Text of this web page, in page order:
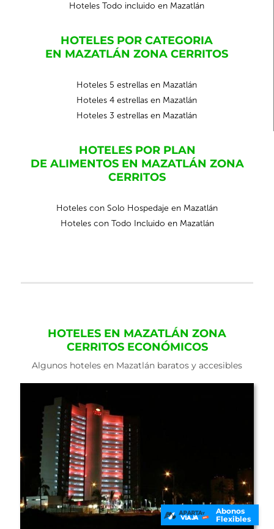
Hoteles Todo incluido en Mazatlán
HOTELES POR CATEGORIA
EN MAZATLÁN ZONA CERRITOS
Hoteles 5 estrellas en Mazatlán
Hoteles 4 estrellas en Mazatlán
Hoteles 3 estrellas en Mazatlán
HOTELES POR PLAN
DE ALIMENTOS EN MAZATLÁN ZONA
CERRITOS
Hoteles con Solo Hospedaje en Mazatlán
Hoteles con Todo Incluido en Mazatlán
HOTELES EN MAZATLÁN ZONA
CERRITOS ECONÓMICOS
Algunos hoteles en Mazatlán baratos y accesibles
Abonos
Flexibles